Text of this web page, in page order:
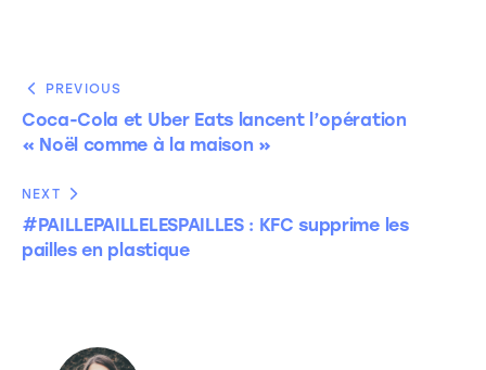
PREVIOUS
Coca-Cola et Uber Eats lancent l’opération
« Noël comme à la maison »
NEXT
#PAILLEPAILLELESPAILLES : KFC supprime les
pailles en plastique